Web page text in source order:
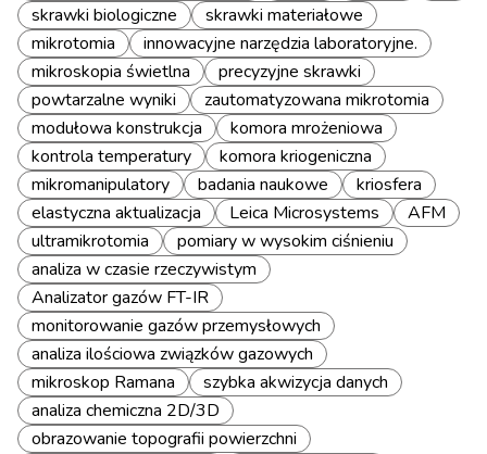
skrawki biologiczne
skrawki materiałowe
mikrotomia
innowacyjne narzędzia laboratoryjne.
mikroskopia świetlna
precyzyjne skrawki
powtarzalne wyniki
zautomatyzowana mikrotomia
modułowa konstrukcja
komora mrożeniowa
kontrola temperatury
komora kriogeniczna
mikromanipulatory
badania naukowe
kriosfera
elastyczna aktualizacja
Leica Microsystems
AFM
ultramikrotomia
pomiary w wysokim ciśnieniu
analiza w czasie rzeczywistym
Analizator gazów FT-IR
monitorowanie gazów przemysłowych
analiza ilościowa związków gazowych
mikroskop Ramana
szybka akwizycja danych
analiza chemiczna 2D/3D
obrazowanie topografii powierzchni